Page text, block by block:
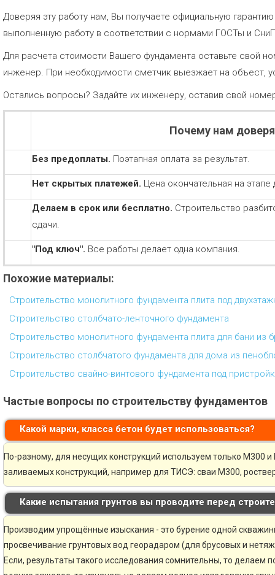
Доверяя эту работу нам, Вы получаете официальную
выполненную работу в соответствии с нормами ГОСТы и
Для расчета стоимости Вашего фундамента оставьте свой
инженер. При необходимости сметчик выезжает на объест,
Остались вопросы? Задайте их инженеру, оставив свой
Почему нам
Без предоплаты. Поэтапная оплата за результат.
Нет скрытых платежей. Цена окончательная на этапе
Делаем в срок или бесплатно. Строительство
сдачи.
"Под ключ". Все работы делает одна компания.
Похожие материалы:
Строительство монолитного фундамента плита под
Строительство столбчато-ленточного фундамента
Строительство монолитного фундамента плита для бани из
Строительство столбчатого фундамента для дома из
Строительство свайно-винтового фундамента под
Частые вопросы по строительству фундаментов
Какой марки, класса бетон будет использоваться?
По-разному, для несущих конструкций используем только М300
заливаемых конструкций, например для ТИСЭ: сваи М300,
Какие испытания грунтов вы проводите перед
Производим упрощённые изыскания - это бурение одной
просвечивание грунтовых вод георадаром (для брусовых и
Если, результаты такого исследования сомнительны, то делаем